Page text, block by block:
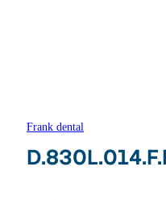
Frank dental